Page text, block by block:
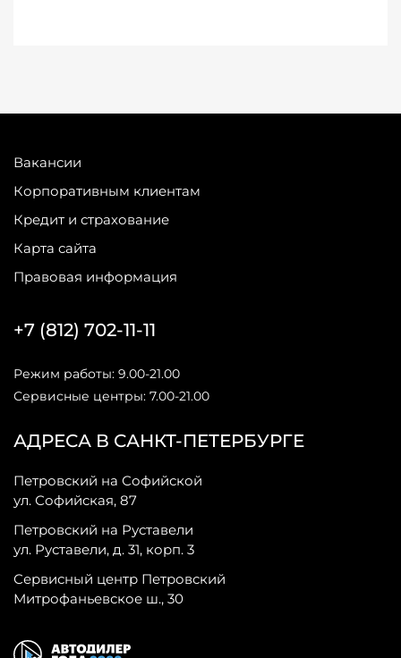
Вакансии
Корпоративным клиентам
Кредит и страхование
Карта сайта
Правовая информация
АДРЕСА В САНКТ-ПЕТЕРБУРГЕ
Петровский на Софийской
ул. Софийская, 87
Петровский на Руставели
ул. Руставели, д. 31, корп. 3
Сервисный центр Петровский
Митрофаньевское ш., 30
+7 (812) 702-11-11
Режим работы: 9.00-21.00
Сервисные центры: 7.00-21.00